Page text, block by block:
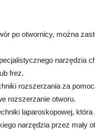
po otwornicy, można
narzędzia
frez.
rozszerzania za
rozszerzanie otworu.
laparoskopowej, która
narzędzia przez mały